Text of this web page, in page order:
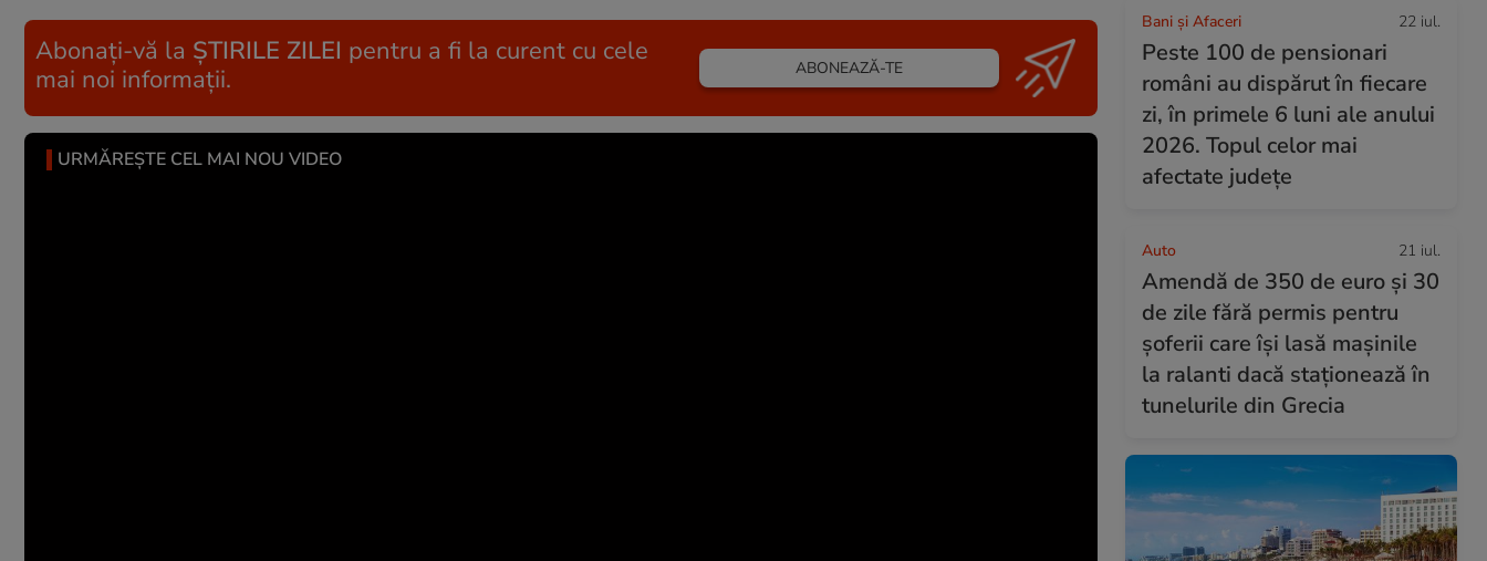
Abonați-vă la ȘTIRILE ZILEI pentru a fi la curent cu cele
mai noi informații.
ABONEAZĂ-TE
URMĂREȘTE CEL MAI NOU VIDEO
Bani și Afaceri 22 iul.
Peste 100 de pensionari
români au dispărut în fiecare
zi, în primele 6 luni ale anului
2026. Topul celor mai
afectate județe
Auto 21 iul.
Amendă de 350 de euro și 30
de zile fără permis pentru
șoferii care își lasă mașinile
la ralanti dacă staționează în
tunelurile din Grecia